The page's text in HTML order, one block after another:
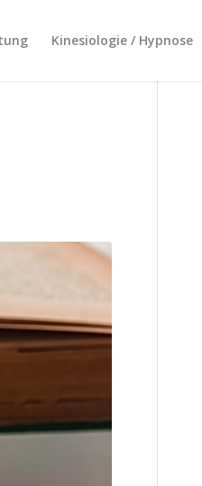
Kinesiologie / Hypnose